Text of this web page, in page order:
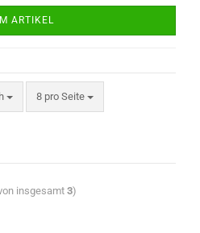
ARTIKEL
8 pro Seite
insgesamt 3)